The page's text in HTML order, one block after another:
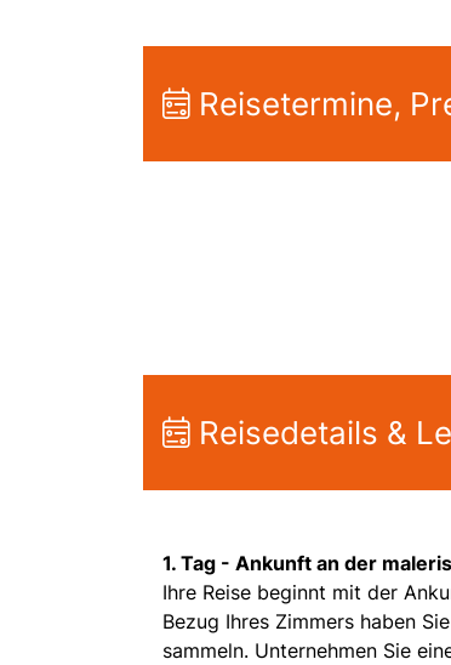
Reisetermine,
Reisedetails &
1. Tag - Ankunft an der
Ihre Reise beginnt mit der
Bezug Ihres Zimmers haben
sammeln. Unternehmen Sie